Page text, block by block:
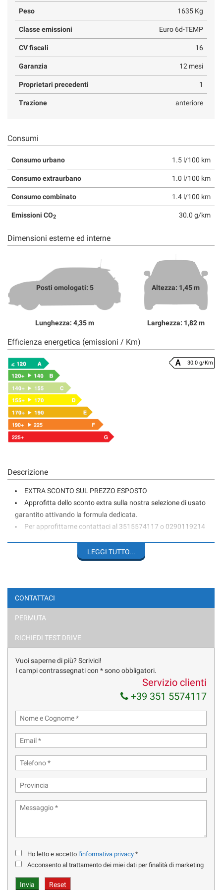
Peso 1635 Kg
Classe emissioni Euro 6d-TEMP
CV fiscali 16
Garanzia 12 mesi
Proprietari precedenti 1
Trazione anteriore
Consumi
Consumo urbano 1.5 l/100 km
Consumo extraurbano 1.0 l/100 km
Consumo combinato 1.4 l/100 km
Emissioni CO2 30.0 g/km
Dimensioni esterne ed interne
Posti omologati: 5
Lunghezza: 4,35 m
Altezza: 1,45 m
Larghezza: 1,82 m
Efficienza energetica (emissioni / Km)
30.0 g/Km
Descrizione
EXTRA SCONTO SUL PREZZO ESPOSTO
Approfitta dello sconto extra sulla nostra selezione di usato
garantito attivando la formula dedicata.
Per approfittarne contattaci al 3515574117 o 0290119214
IMPORTANTE: I PREZZI SONO FISSI E NON TRATTABILI;
PREZZO – TRATTABILE - PER COMM.- PER EXPORT ECC.
CERCHI IN LEGA DA 18''
SEDILI RISCALDATI
VOLANTE MULTIFUNZIONE
ADAPTIVE CRUISE CONTROL - LANE ASSIST
SEDILI SPORTIVI A GUSCIO
CLIMATIZZATORE AUTOMATICO BI-ZONA
PARK ASSIST ANT E POST
PER INFORMAZIONI CHIAMARE :
LEGGI TUTTO...
CONTATTACI
PERMUTA
RICHIEDI TEST DRIVE
Vuoi saperne di più? Scrivici!
I campi contrassegnati con * sono obbligatori.
Servizio clienti
+39 351 5574117
Ho letto e accetto l'informativa privacy *
Acconsento al trattamento dei miei dati per finalità di marketing